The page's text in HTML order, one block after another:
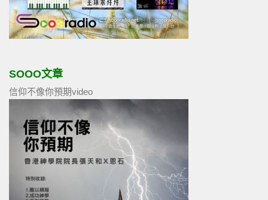
SOOO文章
信仰不像你預期video